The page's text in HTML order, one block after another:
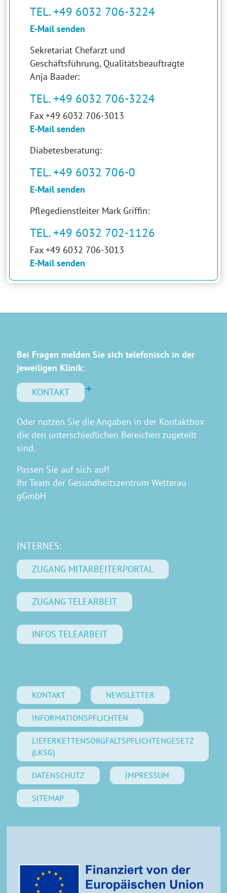
TEL. +49 6032 706-3224
E-Mail senden
Sekretariat Chefarzt und
Geschäftsführung, Qualitätsbeauftragte
Anja Baader:
TEL. +49 6032 706-3224
Fax +49 6032 706-3013
E-Mail senden
Diabetesberatung:
TEL. +49 6032 706-0
E-Mail senden
Pflegedienstleiter Mark Griffin:
TEL. +49 6032 702-1126
Fax +49 6032 706-3013
E-Mail senden
Bei Fragen melden Sie sich telefonisch in der
jeweiligen Klinik:
KONTAKT
Oder nutzen Sie die Angaben in der Kontaktbox
die den unterschiedlichen Bereichen zugeteilt
sind.
Passen Sie auf sich auf!
Ihr Team der Gesundheitszentrum Wetterau
gGmbH
INTERNES:
ZUGANG MITARBEITERPORTAL
ZUGANG TELEARBEIT
INFOS TELEARBEIT
KONTAKT NEWSLETTER
INFORMATIONSPFLICHTEN
LIEFERKETTENSORGFALTSPFLICHTENGESETZ
(LKSG)
DATENSCHUTZ IMPRESSUM
SITEMAP